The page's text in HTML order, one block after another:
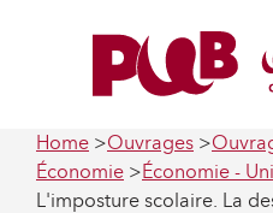
Home Ouvrages
Économie
Économie -
L'imposture scolaire. La